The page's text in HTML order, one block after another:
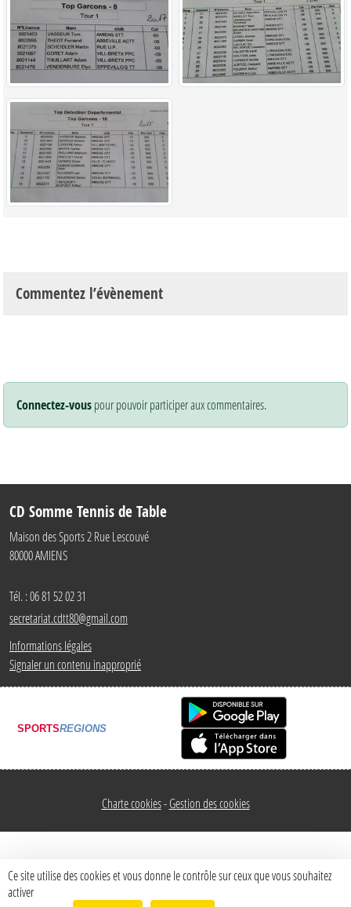
Commentez l’évènement
Connectez-vouspour pouvoir participer aux commentaires.
CD Somme Tennis de Table
Maison des Sports 2 Rue Lescouvé
80000AMIENS
Tél. :06 81 52 02 31
secretariat.cdtt80@gmail.com
Informations légales
Signaler un contenu inapproprié
SPORTSREGIONS
Charte cookies Gestion des cookies
Ce site utilise des cookies et vous donne le contrôle sur ceux que vous souhaitez
activer